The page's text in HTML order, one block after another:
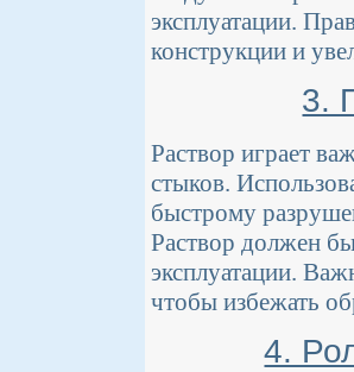
эксплуатации.
конструкции и
3.
Раствор играет
стыков.
быстрому
Раствор должен
эксплуатации.
чтобы избежать
4.